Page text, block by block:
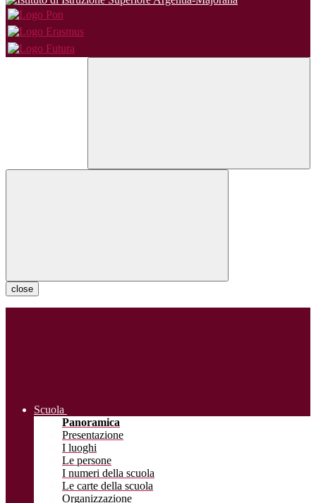
close
Scuola
Panoramica
Presentazione
I luoghi
Le persone
I numeri della scuola
Le carte della scuola
Organizzazione